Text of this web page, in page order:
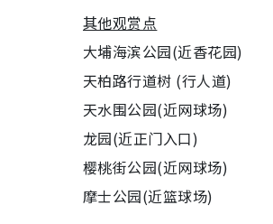
其他观赏点
大埔海滨公园(近香花园)
天柏路行道树 (行人道)
天水围公园(近网球场)
龙园(近正门入口)
樱桃街公园(近网球场)
摩士公园(近篮球场)